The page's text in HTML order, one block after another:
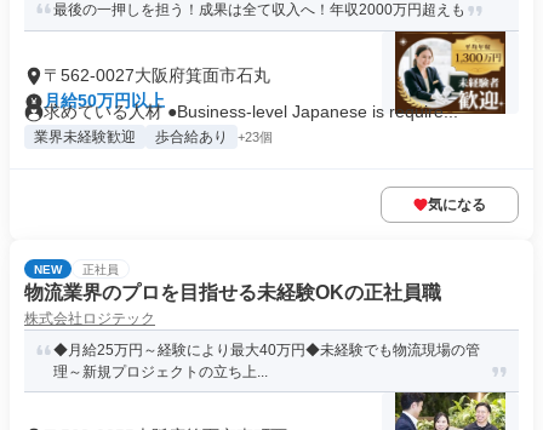
最後の一押しを担う！成果は全て収入へ！年収2000万円超えも
〒562-0027大阪府箕面市石丸
月給50万円以上
求めている人材 ●Business-level Japanese is require...
業界未経験歓迎 歩合給あり +23個
気になる
NEW 正社員
物流業界のプロを目指せる未経験OKの正社員職
株式会社ロジテック
◆月給25万円～経験により最大40万円◆未経験でも物流現場の管
理～新規プロジェクトの立ち上...